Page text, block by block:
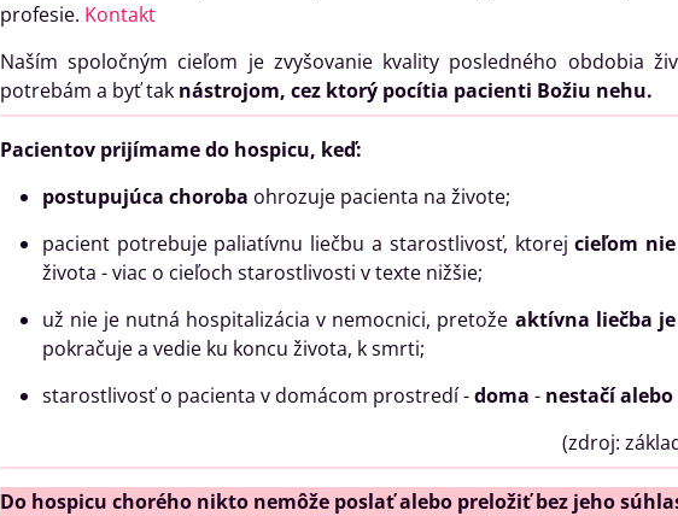
profesie. Kontakt
Naším spoločným cieľom je zvyšovanie kvality posledného obdobia
potrebám a byť tak nástrojom, cez ktorý pocítia pacienti Božiu nehu.
Pacientov prijímame do hospicu, keď:
postupujúca choroba ohrozuje pacienta na živote;
pacient potrebuje paliatívnu liečbu a starostlivosť, ktorejcieľom
života - viac o cieľoch starostlivosti v texte nižšie;
už nie je nutná hospitalizácia v nemocnici, pretože aktívna liečba
pokračuje a vedie ku koncu života, k smrti;
starostlivosť o pacienta v domácom prostredí -doma - nestačí
(zdroj: základne indikácie
Do hospicu chorého nikto nemôže poslať alebo preložiť bez jeho